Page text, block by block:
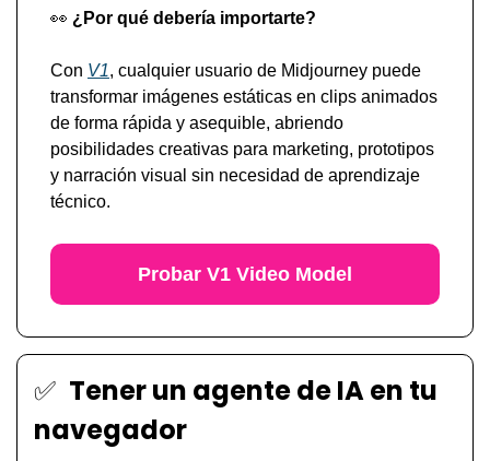
👀 ¿Por qué debería importarte?
Con V1, cualquier usuario de Midjourney puede
transformar imágenes estáticas en clips animados
de forma rápida y asequible, abriendo
posibilidades creativas para marketing, prototipos
y narración visual sin necesidad de aprendizaje
técnico.
Probar V1 Video Model
✅ Tener un agente de IA en tu
navegador